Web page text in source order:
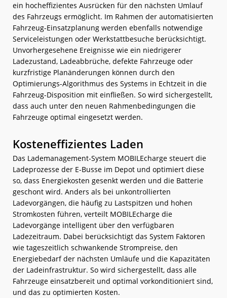
ein hocheffizientes Ausrücken für den nächsten Umlauf
des Fahrzeugs ermöglicht. Im Rahmen der automatisierten
Fahrzeug-Einsatzplanung werden ebenfalls notwendige
Serviceleistungen oder Werkstattbesuche berücksichtigt.
Unvorhergesehene Ereignisse wie ein niedrigerer
Ladezustand, Ladeabbrüche, defekte Fahrzeuge oder
kurzfristige Planänderungen können durch den
Optimierungs-Algorithmus des Systems in Echtzeit in die
Fahrzeug-Disposition mit einfließen. So wird sichergestellt,
dass auch unter den neuen Rahmenbedingungen die
Fahrzeuge optimal eingesetzt werden.
Kosteneffizientes Laden
Das Lademanagement-System MOBILEcharge steuert die
Ladeprozesse der E-Busse im Depot und optimiert diese
so, dass Energiekosten gesenkt werden und die Batterie
geschont wird. Anders als bei unkontrollierten
Ladevorgängen, die häufig zu Lastspitzen und hohen
Stromkosten führen, verteilt MOBILEcharge die
Ladevorgänge intelligent über den verfügbaren
Ladezeitraum. Dabei berücksichtigt das System Faktoren
wie tageszeitlich schwankende Strompreise, den
Energiebedarf der nächsten Umläufe und die Kapazitäten
der Ladeinfrastruktur. So wird sichergestellt, dass alle
Fahrzeuge einsatzbereit und optimal vorkonditioniert sind,
und das zu optimierten Kosten.